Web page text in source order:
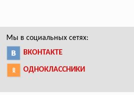
Мы в социальных сетях:
ВКОНТАКТЕ
ОДНОКЛАССНИКИ